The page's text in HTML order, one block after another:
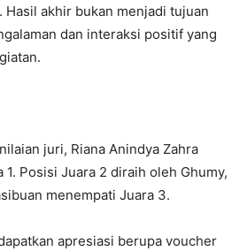
Hasil akhir bukan menjadi tujuan
dan interaksi positif yang
juri, Riana Anindya Zahra
Posisi Juara 2 diraih oleh Ghumy,
menempati Juara 3.
apresiasi berupa voucher